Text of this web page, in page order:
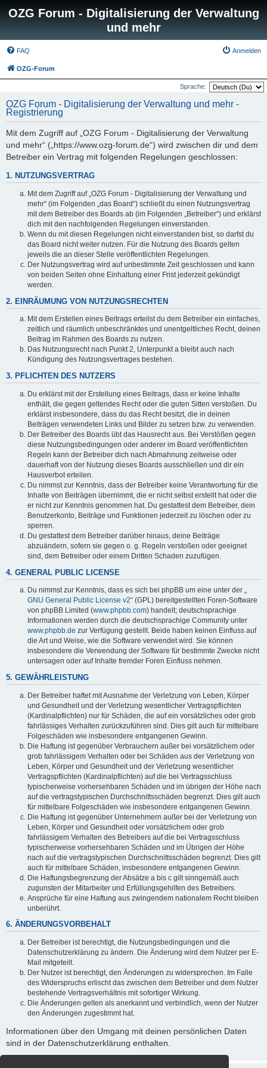
OZG Forum - Digitalisierung der Verwaltung
und mehr
FAQ Anmelden
OZG-Forum
Sprache:
OZG Forum - Digitalisierung der Verwaltung und mehr -
Registrierung
Mit dem Zugriff auf „OZG Forum - Digitalisierung der Verwaltung
und mehr“ („https://www.ozg-forum.de“) wird zwischen dir und dem
Betreiber ein Vertrag mit folgenden Regelungen geschlossen:
1. NUTZUNGSVERTRAG
Mit dem Zugriff auf „OZG Forum - Digitalisierung der Verwaltung und
mehr“ (im Folgenden „das Board“) schließt du einen Nutzungsvertrag
mit dem Betreiber des Boards ab (im Folgenden „Betreiber“) und erklärst
dich mit den nachfolgenden Regelungen einverstanden.
Wenn du mit diesen Regelungen nicht einverstanden bist, so darfst du
das Board nicht weiter nutzen. Für die Nutzung des Boards gelten
jeweils die an dieser Stelle veröffentlichten Regelungen.
Der Nutzungsvertrag wird auf unbestimmte Zeit geschlossen und kann
von beiden Seiten ohne Einhaltung einer Frist jederzeit gekündigt
werden.
2. EINRÄUMUNG VON NUTZUNGSRECHTEN
Mit dem Erstellen eines Beitrags erteilst du dem Betreiber ein einfaches,
zeitlich und räumlich unbeschränktes und unentgeltliches Recht, deinen
Beitrag im Rahmen des Boards zu nutzen.
Das Nutzungsrecht nach Punkt 2, Unterpunkt a bleibt auch nach
Kündigung des Nutzungsvertrages bestehen.
3. PFLICHTEN DES NUTZERS
Du erklärst mit der Erstellung eines Beitrags, dass er keine Inhalte
enthält, die gegen geltendes Recht oder die guten Sitten verstoßen. Du
erklärst insbesondere, dass du das Recht besitzt, die in deinen
Beiträgen verwendeten Links und Bilder zu setzen bzw. zu verwenden.
Der Betreiber des Boards übt das Hausrecht aus. Bei Verstößen gegen
diese Nutzungsbedingungen oder anderer im Board veröffentlichten
Regeln kann der Betreiber dich nach Abmahnung zeitweise oder
dauerhaft von der Nutzung dieses Boards ausschließen und dir ein
Hausverbot erteilen.
Du nimmst zur Kenntnis, dass der Betreiber keine Verantwortung für die
Inhalte von Beiträgen übernimmt, die er nicht selbst erstellt hat oder die
er nicht zur Kenntnis genommen hat. Du gestattest dem Betreiber, dein
Benutzerkonto, Beiträge und Funktionen jederzeit zu löschen oder zu
sperren.
Du gestattest dem Betreiber darüber hinaus, deine Beiträge
abzuändern, sofern sie gegen o. g. Regeln verstoßen oder geeignet
sind, dem Betreiber oder einem Dritten Schaden zuzufügen.
4. GENERAL PUBLIC LICENSE
Du nimmst zur Kenntnis, dass es sich bei phpBB um eine unter der „
GNU General Public License v2“ (GPL) bereitgestellten Foren-Software
von phpBB Limited (www.phpbb.com) handelt; deutschsprachige
Informationen werden durch die deutschsprachige Community unter
www.phpbb.de zur Verfügung gestellt. Beide haben keinen Einfluss auf
die Art und Weise, wie die Software verwendet wird. Sie können
insbesondere die Verwendung der Software für bestimmte Zwecke nicht
untersagen oder auf Inhalte fremder Foren Einfluss nehmen.
5. GEWÄHRLEISTUNG
Der Betreiber haftet mit Ausnahme der Verletzung von Leben, Körper
und Gesundheit und der Verletzung wesentlicher Vertragspflichten
(Kardinalpflichten) nur für Schäden, die auf ein vorsätzliches oder grob
fahrlässiges Verhalten zurückzuführen sind. Dies gilt auch für mittelbare
Folgeschäden wie insbesondere entgangenen Gewinn.
Die Haftung ist gegenüber Verbrauchern außer bei vorsätzlichem oder
grob fahrlässigem Verhalten oder bei Schäden aus der Verletzung von
Leben, Körper und Gesundheit und der Verletzung wesentlicher
Vertragspflichten (Kardinalpflichten) auf die bei Vertragsschluss
typischerweise vorhersehbaren Schäden und im übrigen der Höhe nach
auf die vertragstypischen Durchschnittsschäden begrenzt. Dies gilt auch
für mittelbare Folgeschäden wie insbesondere entgangenen Gewinn.
Die Haftung ist gegenüber Unternehmern außer bei der Verletzung von
Leben, Körper und Gesundheit oder vorsätzlichem oder grob
fahrlässigem Verhalten des Betreibers auf die bei Vertragsschluss
typischerweise vorhersehbaren Schäden und im Übrigen der Höhe
nach auf die vertragstypischen Durchschnittsschäden begrenzt. Dies gilt
auch für mittelbare Schäden, insbesondere entgangenen Gewinn.
Die Haftungsbegrenzung der Absätze a bis c gilt sinngemäß auch
zugunsten der Mitarbeiter und Erfüllungsgehilfen des Betreibers.
Ansprüche für eine Haftung aus zwingendem nationalem Recht bleiben
unberührt.
6. ÄNDERUNGSVORBEHALT
Der Betreiber ist berechtigt, die Nutzungsbedingungen und die
Datenschutzerklärung zu ändern. Die Änderung wird dem Nutzer per E-
Mail mitgeteilt.
Der Nutzer ist berechtigt, den Änderungen zu widersprechen. Im Falle
des Widerspruchs erlischt das zwischen dem Betreiber und dem Nutzer
bestehende Vertragsverhältnis mit sofortiger Wirkung.
Die Änderungen gelten als anerkannt und verbindlich, wenn der Nutzer
den Änderungen zugestimmt hat.
Informationen über den Umgang mit deinen persönlichen Daten
sind in der Datenschutzerklärung enthalten.